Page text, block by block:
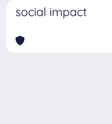
social impact